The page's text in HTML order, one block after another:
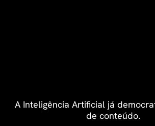
A Inteligência Artificial já
de conteúdo.